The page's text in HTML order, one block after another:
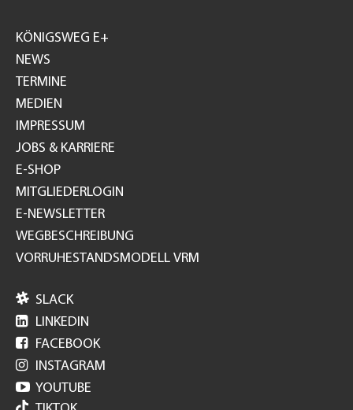
GH
KÖNIGSWEG E+
NEWS
TERMINE
MEDIEN
IMPRESSUM
JOBS & KARRIERE
E-SHOP
MITGLIEDERLOGIN
E-NEWSLETTER
WEGBESCHREIBUNG
VORRUHESTANDSMODELL VRM
 SLACK
 LINKEDIN
 FACEBOOK
 INSTAGRAM
 YOUTUBE